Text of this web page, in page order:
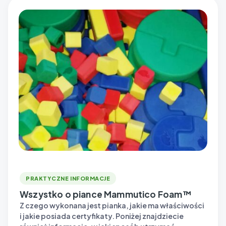
PRAKTYCZNE INFORMACJE
Wszystko o piance Mammutico Foam™
Z czego wykonana jest pianka, jakie ma właściwości
i jakie posiada certyfikaty. Poniżej znajdziecie